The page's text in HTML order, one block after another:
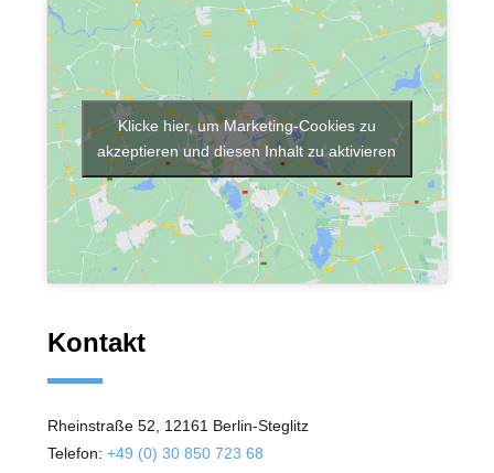
Klicke hier, um Marketing-Cookies zu
akzeptieren und diesen Inhalt zu aktivieren
Kontakt
Rheinstraße 52, 12161 Berlin-Steglitz
Telefon: +49 (0) 30 850 723 68